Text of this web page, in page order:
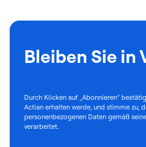
Bleiben Sie in
Durch Klicken auf „Abonnieren“
Actian erhalten werde, und stimme zu,
personenbezogenen Daten gemäß
verarbeitet.